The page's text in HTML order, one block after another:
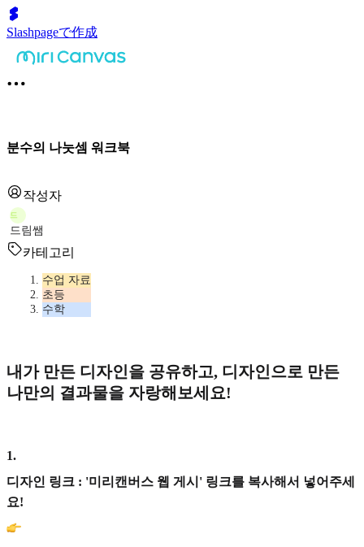
Slashpageで作成
분수의 나눗셈 워크북
작성자
드
드림쌤
카테고리
수업 자료
초등
수학
내가 만든 디자인을 공유하고, 디자인으로 만든
나만의 결과물을 자랑해보세요!
1.
디자인 링크 : '미리캔버스 웹 게시' 링크를 복사해서 넣어주세
요!